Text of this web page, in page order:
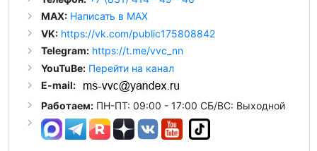
MAX: Написать в MAX
VK: https://vk.com/public175808842
Telegram: https://t.me/vvc_nn
YouTuBe: Перейти на канал
E-mail:
Работаем:ПН-ПТ: 09:00 - 17:00 СБ/ВС: Выходной